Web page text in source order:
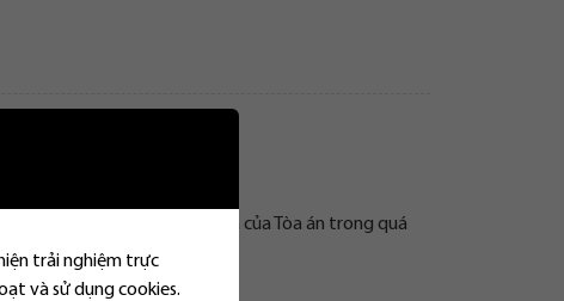
sản
sản cũng như trách nhiệm của Tòa án trong quá
trải nghiệm trực
và sử dụng cookies.